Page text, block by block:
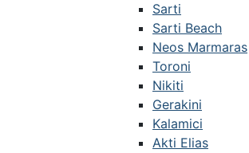
Sarti
Sarti Beach
Neos Marmaras
Toroni
Nikiti
Gerakini
Kalamici
Akti Elias